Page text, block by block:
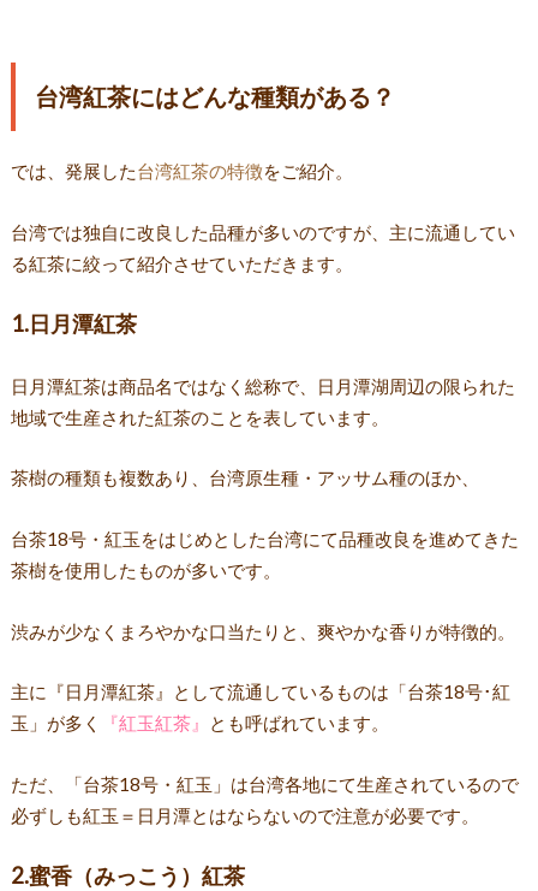
台湾紅茶にはどんな種類がある？
では、発展した台湾紅茶の特徴をご紹介。
台湾では独自に改良した品種が多いのですが、主に流通してい
る紅茶に絞って紹介させていただきます。
1.日月潭紅茶
日月潭紅茶は商品名ではなく総称で、日月潭湖周辺の限られた
地域で生産された紅茶のことを表しています。
茶樹の種類も複数あり、台湾原生種・アッサム種のほか、
台茶18号・紅玉をはじめとした台湾にて品種改良を進めてきた
茶樹を使用したものが多いです。
渋みが少なくまろやかな口当たりと、爽やかな香りが特徴的。
主に『日月潭紅茶』として流通しているものは「台茶18号･紅
玉」が多く
『紅玉紅茶』 とも呼ばれています。
ただ、「台茶18号・紅玉」は台湾各地にて生産されているので
必ずしも紅玉＝日月潭とはならないので注意が必要です。
2.蜜香（みっこう）紅茶